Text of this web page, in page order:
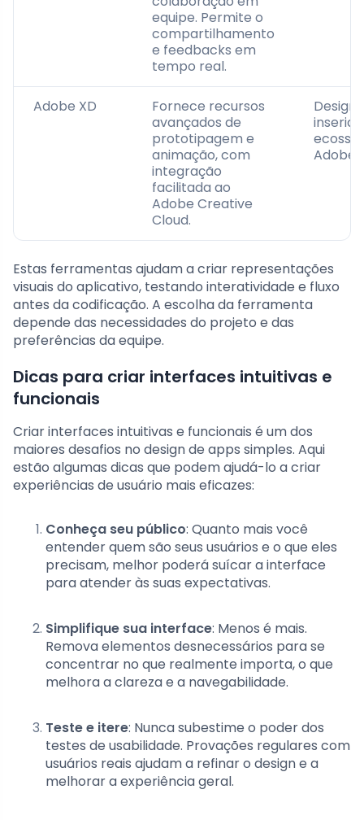
equipe. Permite o
compartilhamento
e feedbacks em
tempo real.
Adobe XD
Fornece recursos
avançados de
prototipagem e
animação, com
integração
facilitada ao
Adobe Creative
Cloud.
Adobe.
Estas ferramentas ajudam a criar representações
visuais do aplicativo, testando interatividade e fluxo
antes da codificação. A escolha da ferramenta
depende das necessidades do projeto e das
preferências da equipe.
Dicas para criar interfaces intuitivas e
funcionais
Criar interfaces intuitivas e funcionais é um dos
maiores desafios no design de apps simples. Aqui
estão algumas dicas que podem ajudá-lo a criar
experiências de usuário mais eficazes:
Conheça seu público: Quanto mais você
entender quem são seus usuários e o que eles
precisam, melhor poderá suícar a interface
para atender às suas expectativas.
Simplifique sua interface: Menos é mais.
Remova elementos desnecessários para se
concentrar no que realmente importa, o que
melhora a clareza e a navegabilidade.
Teste e itere: Nunca subestime o poder dos
testes de usabilidade. Provações regulares com
usuários reais ajudam a refinar o design e a
melhorar a experiência geral.